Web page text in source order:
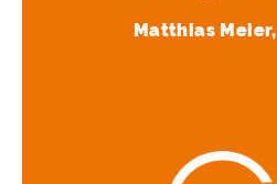
Matthias Meier,